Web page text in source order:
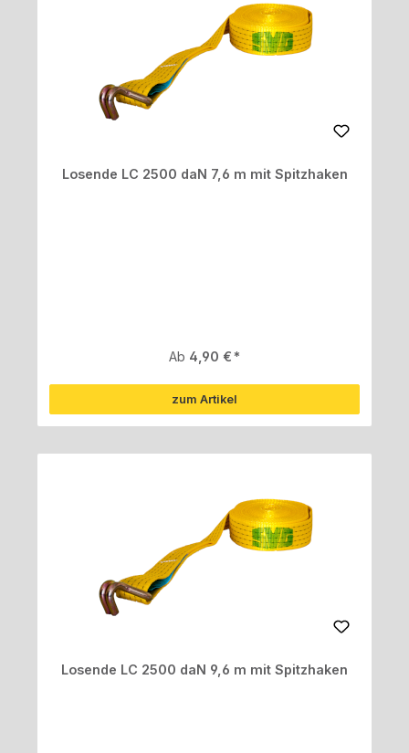
Losende LC 2500 daN 7,6 m mit Spitzhaken
Regulärer Preis:
Ab 4,90 €
zum Artikel
Losende LC 2500 daN 9,6 m mit Spitzhaken